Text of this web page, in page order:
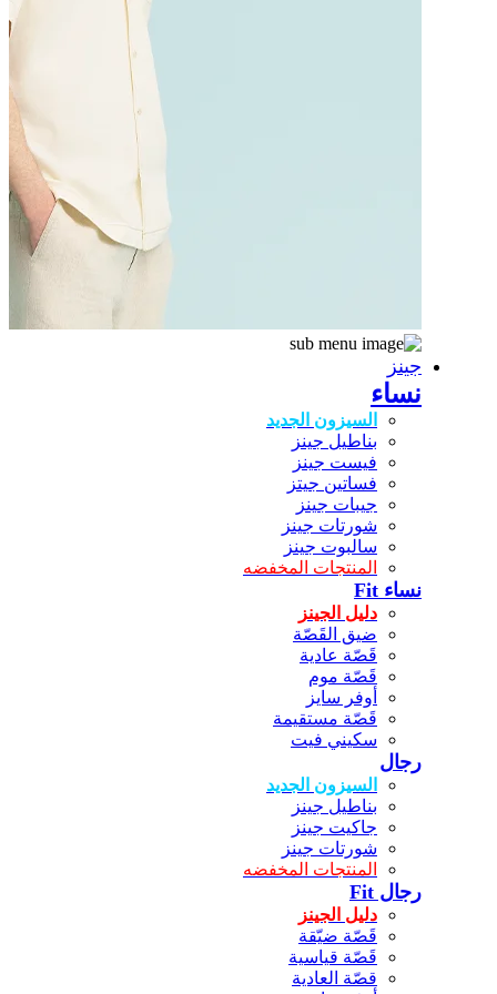
جينز
نساء
السيزون الجديد
بناطيل جينز
فيست جينز
فساتين جيتز
جيبات جينز
شورتات جينز
سالبوت جينز
المنتجات المخفضه
نساء Fit
دليل الجينز
ضيق القَصّة
قَصّة عادية
قَصّة موم
أوفر سايز
قَصّة مستقيمة
سكيني فيت
رجال
السيزون الجديد
بناطيل جينز
جاكيت جينز
شورتات جينز
المنتجات المخفضه
رجال Fit
دليل الجينز
قَصّة ضيّقة
قَصّة قياسية
قصّة العادية